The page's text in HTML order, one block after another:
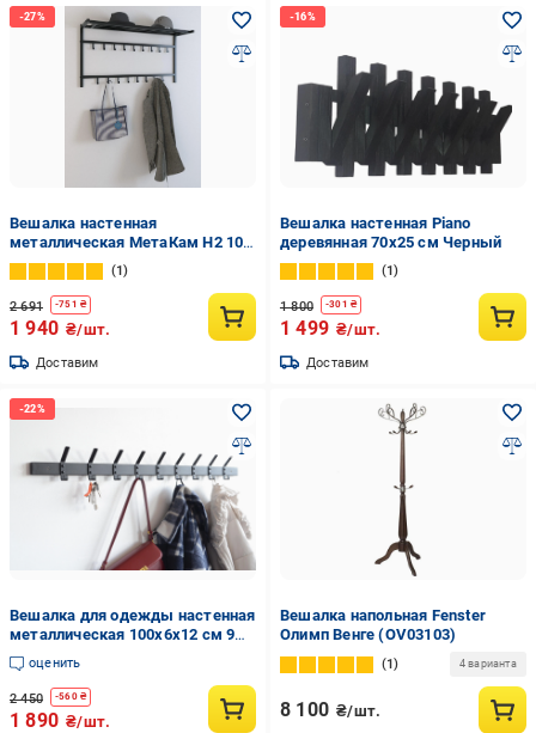
Вешалка настенная
металлическая МетаКам Н2 100
см Черный (11393499)
1
2 691 -751 ₴
1 940 ₴/шт.
Доставим
Вешалка настенная Piano
деревянная 70х25 см Черный
1
1 800 -301 ₴
1 499 ₴/шт.
Доставим
Вешалка для одежды настенная
металлическая 100x6x12 см 9
крючков Черный (CR.M-4.8)
оценить
2 450 -560₴
1 890 ₴/шт.
Вешалка напольная Fenster
Олимп Венге (OV03103)
1 4 варианта
8 100 ₴/шт.